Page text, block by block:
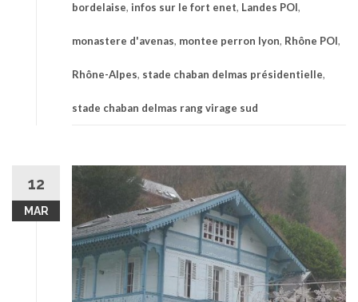
bordelaise, infos sur le fort enet, Landes POI,
monastere d'avenas, montee perron lyon, Rhône POI,
Rhône-Alpes, stade chaban delmas présidentielle,
stade chaban delmas rang virage sud
12
MAR